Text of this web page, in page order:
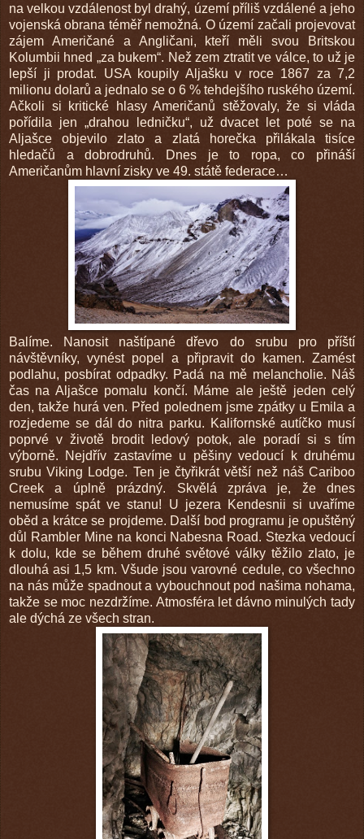
na velkou vzdálenost byl drahý, území příliš vzdálené a jeho
vojenská obrana téměř nemožná. O území začali projevovat
zájem Američané a Angličani, kteří měli svou Britskou
Kolumbii hned „za bukem“. Než zem ztratit ve válce, to už je
lepší ji prodat. USA koupily Aljašku v roce 1867 za 7,2
milionu dolarů a jednalo se o 6 % tehdejšího ruského území.
Ačkoli si kritické hlasy Američanů stěžovaly, že si vláda
pořídila jen „drahou ledničku“, už dvacet let poté se na
Aljašce objevilo zlato a zlatá horečka přilákala tisíce
hledačů a dobrodruhů. Dnes je to ropa, co přináší
Američanům hlavní zisky ve 49. státě federace…
Balíme. Nanosit naštípané dřevo do srubu pro příští
návštěvníky, vynést popel a připravit do kamen. Zamést
podlahu, posbírat odpadky. Padá na mě melancholie. Náš
čas na Aljašce pomalu končí. Máme ale ještě jeden celý
den, takže hurá ven. Před polednem jsme zpátky u Emila a
rozjedeme se dál do nitra parku. Kalifornské autíčko musí
poprvé v životě brodit ledový potok, ale poradí si s tím
výborně. Nejdřív zastavíme u pěšiny vedoucí k druhému
srubu Viking Lodge. Ten je čtyřikrát větší než náš Cariboo
Creek a úplně prázdný. Skvělá zpráva je, že dnes
nemusíme spát ve stanu! U jezera Kendesnii si uvaříme
oběd a krátce se projdeme. Další bod programu je opuštěný
důl Rambler Mine na konci Nabesna Road. Stezka vedoucí
k dolu, kde se během druhé světové války těžilo zlato, je
dlouhá asi 1,5 km. Všude jsou varovné cedule, co všechno
na nás může spadnout a vybouchnout pod našima nohama,
takže se moc nezdržíme. Atmosféra let dávno minulých tady
ale dýchá ze všech stran.